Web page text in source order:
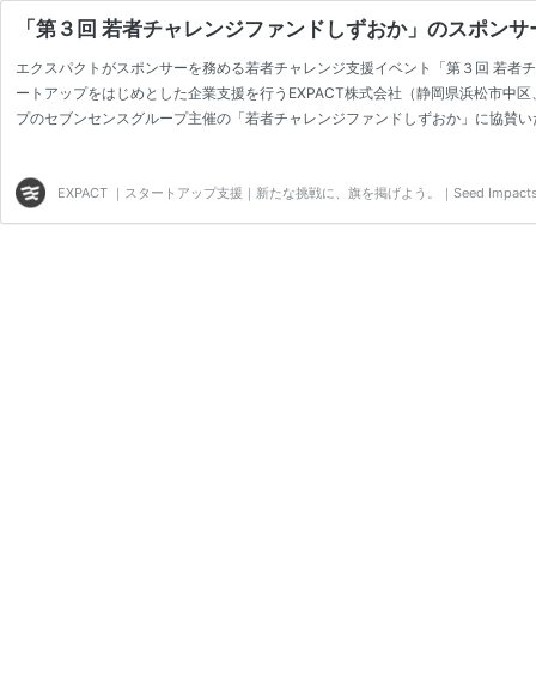
「第３回 若者チャレンジファンドしずおか」のスポン
エクスパクトがスポンサーを務める若者チャレンジ支援イベント「第３回 若
ートアップをはじめとした企業支援を行うEXPACT株式会社（静岡県浜松市中
プのセブンセンスグループ主催の「若者チャレンジファンドしずおか」に協賛
EXPACT ｜スタートアップ支援｜新たな挑戦に、旗を掲げよう。｜Seed